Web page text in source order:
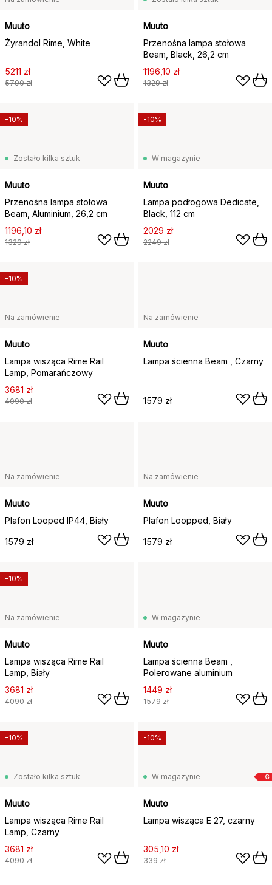
Muuto
Żyrandol Rime, White
5211 zł
5790 zł
Muuto
Przenośna lampa stołowa
Beam, Black, 26,2 cm
1196,10 zł
1329 zł
Zostało kilka sztuk
Muuto
Przenośna lampa stołowa
Beam, Aluminium, 26,2 cm
1196,10 zł
1329 zł
-10%
W magazynie
Muuto
Lampa podłogowa Dedicate,
Black, 112 cm
2029 zł
2249 zł
-10%
Na zamówienie
Muuto
Lampa wisząca Rime Rail
Lamp, Pomarańczowy
3681 zł
4090 zł
-10%
Na zamówienie
Muuto
Lampa ścienna Beam , Czarny
1579 zł
Na zamówienie
Muuto
Plafon Looped IP44, Biały
1579 zł
Na zamówienie
Muuto
Plafon Loopped, Biały
1579 zł
Na zamówienie
Muuto
Lampa wisząca Rime Rail
Lamp, Biały
3681 zł
4090 zł
-10%
W magazynie
Muuto
Lampa ścienna Beam ,
Polerowane aluminium
1449 zł
1579 zł
Zostało kilka sztuk
Muuto
Lampa wisząca Rime Rail
Lamp, Czarny
3681 zł
4090 zł
-10%
G
W magazynie
Muuto
Lampa wisząca E 27, czarny
305,10 zł
339 zł
-10%